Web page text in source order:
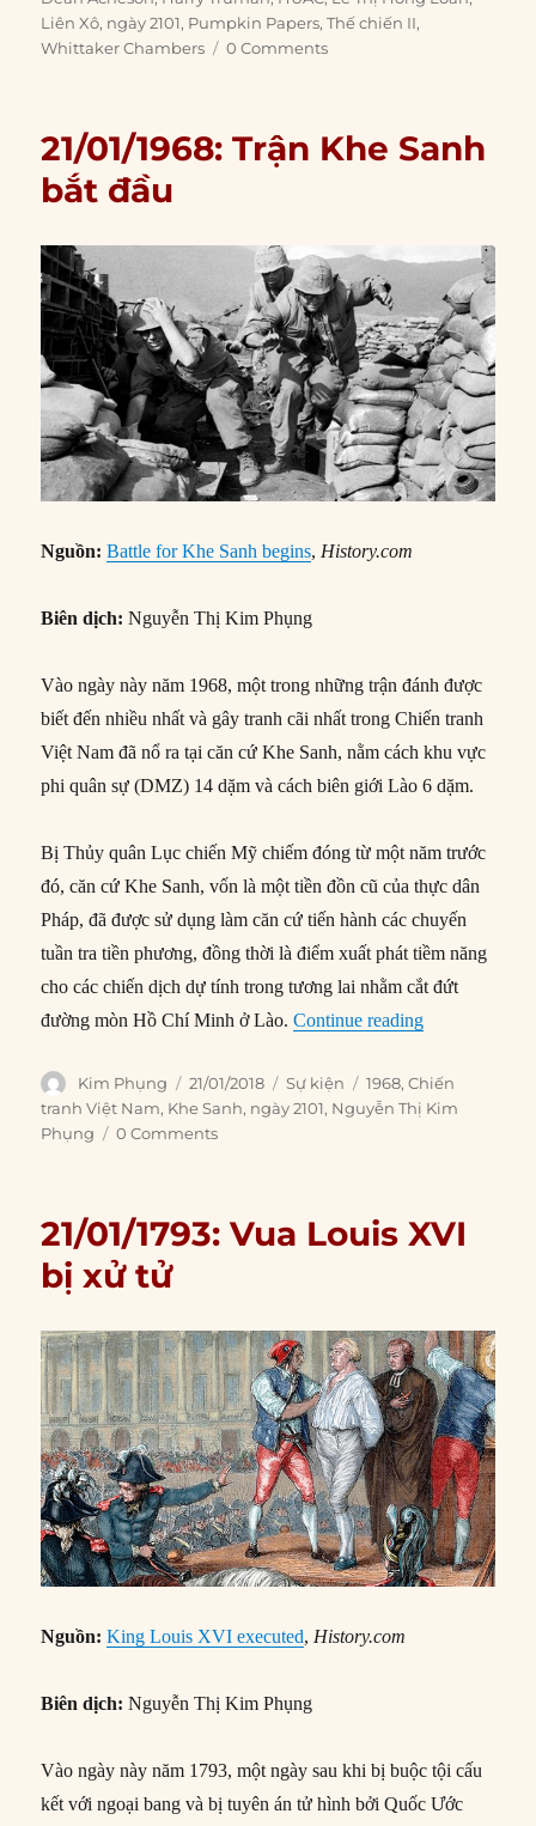
Liên Xô, ngày 2101, Pumpkin Papers,Thế chiến II,
Whittaker Chambers
0 Comments
21/01/1968: Trận Khe Sanh
bắt đầu
Nguồn: Battle for Khe Sanh begins, History.com
Biên dịch: Nguyễn Thị Kim Phụng
Vào ngày này năm 1968, một trong những trận đánh được
biết đến nhiều nhất và gây tranh cãi nhất trong Chiến tranh
Việt Nam đã nổ ra tại căn cứ Khe Sanh, nằm cách khu vực
phi quân sự (DMZ) 14 dặm và cách biên giới Lào 6 dặm.
Bị Thủy quân Lục chiến Mỹ chiếm đóng từ một năm trước
đó, căn cứ Khe Sanh, vốn là một tiền đồn cũ của thực dân
Pháp, đã được sử dụng làm căn cứ tiến hành các chuyến
tuần tra tiền phương, đồng thời là điểm xuất phát tiềm năng
cho các chiến dịch dự tính trong tương lai nhằm cắt đứt
đường mòn Hồ Chí Minh ở Lào.Continue reading“21/01/1968:
Author
Kim Phụng
Posted
on
21/01/2018 Categories
Sự kiện Tags
1968,Chiến
tranh Việt Nam, Khe Sanh, ngày 2101, Nguyễn Thị Kim
Phụng
0 Comments
21/01/1793: Vua Louis XVI
bị xử tử
Nguồn: King Louis XVI executed,History.com
Biên dịch: Nguyễn Thị Kim Phụng
Vào ngày này năm 1793, một ngày sau khi bị buộc tội cấu
kết với ngoại bang và bị tuyên án tử hình bởi Quốc Ước